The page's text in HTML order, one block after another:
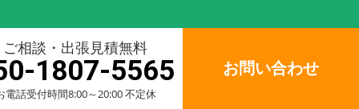
ご相談・出張見積無料
1807-5565
電話受付時間8:00～20:00 不定休
お問い合わせ